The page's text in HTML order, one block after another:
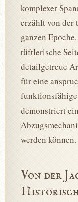
komplexer
erzählt von der
ganzen
tüftlerische
detailgetreue
für eine
demonstriert
werden können.
Von der